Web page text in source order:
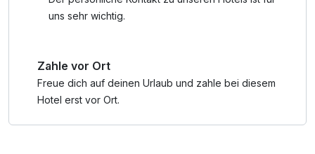
uns sehr wichtig.
Zahle vor Ort
Freue dich auf deinen Urlaub und zahle bei diesem
Hotel erst vor Ort.